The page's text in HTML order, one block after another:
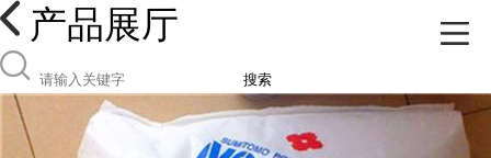
产品展厅
搜索